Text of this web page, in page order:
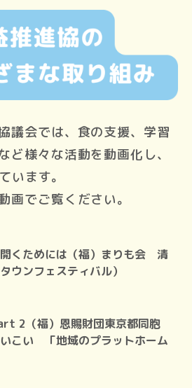
議会では、食の支援、学習
ど様々な活動を動画化し、
います。
画でご覧ください。
くためには（福）まりも会 清
ンフェスティバル）
2（福）恩賜財団東京都同胞
こい 「地域のプラットホーム